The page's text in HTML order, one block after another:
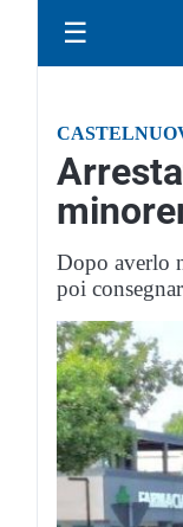
☰
Dopo averlo
poi